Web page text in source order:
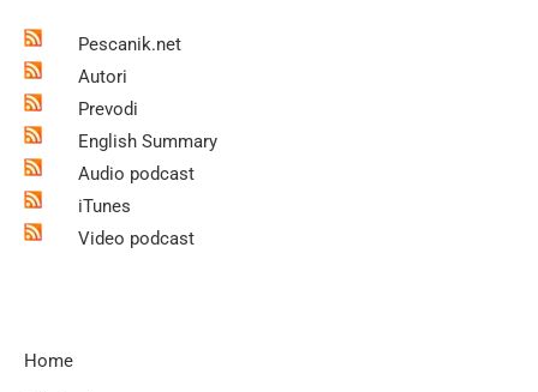
Pescanik.net
Autori
Prevodi
English Summary
Audio podcast
iTunes
Video podcast
Home